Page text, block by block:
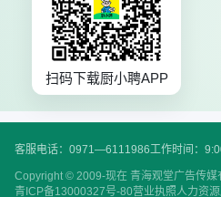
扫码下载厨小聘APP
客服电话：0971—6111986工作时间：
Copyright © 2009-现在 青海观堂广告传媒
青ICP备13000327号-80营业执照人力资